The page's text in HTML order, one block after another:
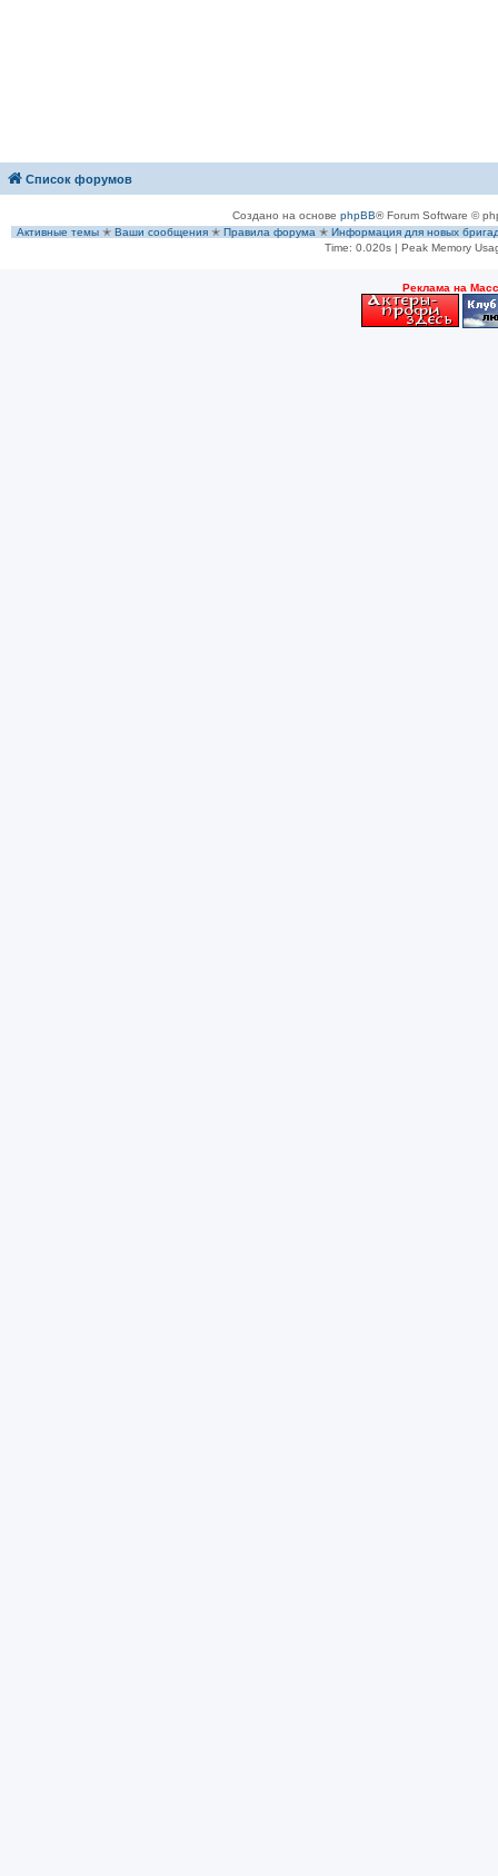
Список форумов
Создано на основе phpBB® Forum Software ©
Активные темы ✭ Ваши сообщения ✭ Правила форума ✭ Информация для новых
Time: 0.020s| Peak Memory
Рeклама на